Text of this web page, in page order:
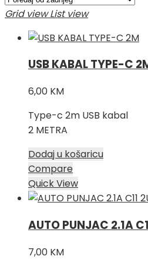
Grid view List view
USB KABAL TYPE-C
6,00 KM
Type-c 2m USB kabal
2 METRA
Dodaj u košaricu
Compare
Quick View
AUTO PUNJAC 2.1A
7,00 KM